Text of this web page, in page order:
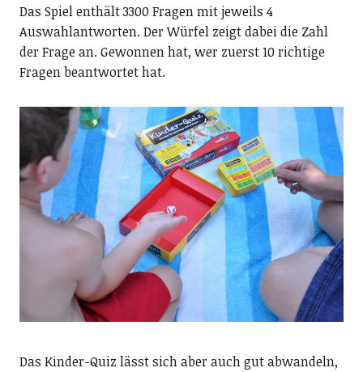
Das Spiel enthält 3300 Fragen mit jeweils 4
Auswahlantworten. Der Würfel zeigt dabei die Zahl
der Frage an. Gewonnen hat, wer zuerst 10 richtige
Fragen beantwortet hat.
Das Kinder-Quiz lässt sich aber auch gut abwandeln,